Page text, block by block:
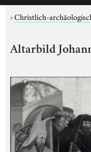
›Christlich-
Altarbild